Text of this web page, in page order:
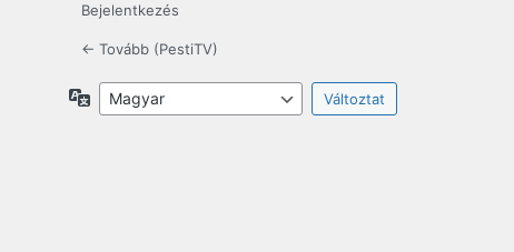
Bejelentkezés
← Tovább (PestiTV)
Nyelv